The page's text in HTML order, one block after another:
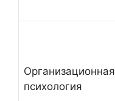
Организационная
психология